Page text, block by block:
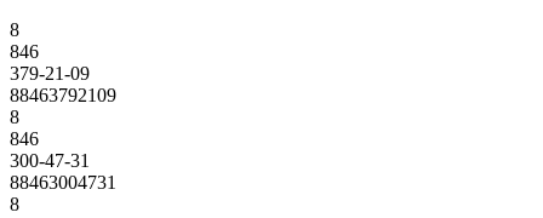
8
846
379-21-09
88463792109
8
846
300-47-31
88463004731
8